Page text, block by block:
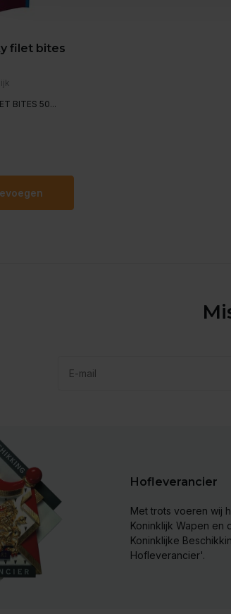
filet bites
BITES 50...
Hofleverancier
Met trots voeren wij
Koninklijk Wapen en
Koninklijke
Hofleverancier'.